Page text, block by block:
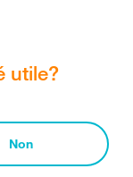
utile?
Non